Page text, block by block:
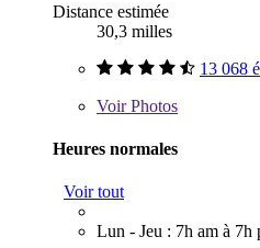
Distance estimée
30,3 milles
13 068
VoirPhotos
Heures normales
Voir tout
Lun - Jeu : 7h am à 7h